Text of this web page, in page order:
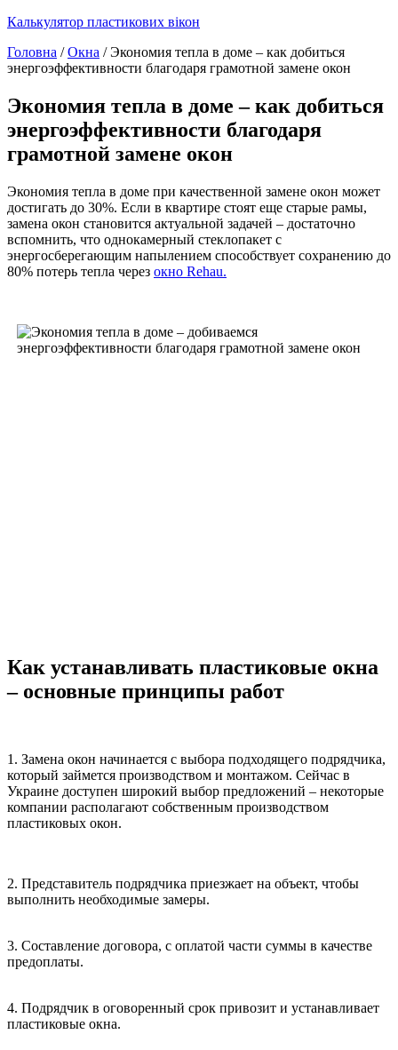
Калькулятор пластикових вікон
Головна /Окна /Экономия тепла в доме – как добиться
энергоэффективности благодаря грамотной замене окон
Экономия тепла в доме – как добиться
энергоэффективности благодаря
грамотной замене окон
Экономия тепла в доме при качественной замене окон может
достигать до 30%. Если в квартире стоят еще старые рамы,
замена окон становится актуальной задачей – достаточно
вспомнить, что однокамерный стеклопакет с
энергосберегающим напылением способствует сохранению до
80% потерь тепла через окно Rehau.
Как устанавливать пластиковые окна
– основные принципы работ
1. Замена окон начинается с выбора подходящего подрядчика,
который займется производством и монтажом. Сейчас в
Украине доступен широкий выбор предложений – некоторые
компании располагают собственным производством
пластиковых окон.
2. Представитель подрядчика приезжает на объект, чтобы
выполнить необходимые замеры.
3. Составление договора, с оплатой части суммы в качестве
предоплаты.
4. Подрядчик в оговоренный срок привозит и устанавливает
пластиковые окна.